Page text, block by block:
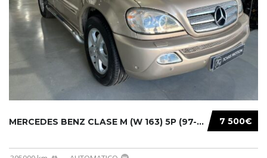
7 500€
MERCEDES BENZ CLASE M (W 163) 5P (97-05) 200...